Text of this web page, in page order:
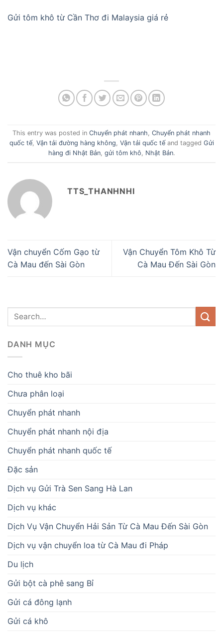
Gửi tôm khô từ Cần Thơ đi Malaysia giá rẻ
This entry was posted in Chuyển phát nhanh, Chuyển phát nhanh
quốc tế, Vận tải đường hàng không, Vận tải quốc tếand tagged Gửi
hàng đi Nhật Bản, gửi tôm khô, Nhật Bản.
TTS_THANHNHI
Vận chuyển Cốm Gạo từ
Cà Mau đến Sài Gòn
Vận Chuyển Tôm Khô Từ
Cà Mau Đến Sài Gòn
DANH MỤC
Cho thuê kho bãi
Chưa phân loại
Chuyển phát nhanh
Chuyển phát nhanh nội địa
Chuyển phát nhanh quốc tế
Đặc sản
Dịch vụ Gửi Trà Sen Sang Hà Lan
Dịch vụ khác
Dịch Vụ Vận Chuyển Hải Sản Từ Cà Mau Đến Sài Gòn
Dịch vụ vận chuyển loa từ Cà Mau đi Pháp
Du lịch
Gửi bột cà phê sang Bỉ
Gửi cá đông lạnh
Gửi cá khô